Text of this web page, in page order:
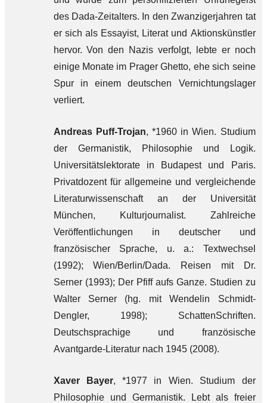
des Dada-Zeitalters. In den Zwanzigerjahren tat
er sich als Essayist, Literat und Aktionskünstler
hervor. Von den Nazis verfolgt, lebte er noch
einige Monate im Prager Ghetto, ehe sich seine
Spur in einem deutschen Vernichtungslager
verliert.
Andreas Puff-Trojan, *1960 in Wien. Studium
der Germanistik, Philosophie und Logik.
Universitätslektorate in Budapest und Paris.
Privatdozent für allgemeine und vergleichende
Literaturwissenschaft an der Universität
München, Kulturjournalist. Zahlreiche
Veröffentlichungen in deutscher und
französischer Sprache, u. a.: Textwechsel
(1992); Wien/Berlin/Dada. Reisen mit Dr.
Serner (1993); Der Pfiff aufs Ganze. Studien zu
Walter Serner (hg. mit Wendelin Schmidt-
Dengler, 1998); SchattenSchriften.
Deutschsprachige und französische
Avantgarde-Literatur nach 1945 (2008).
Xaver Bayer, *1977 in Wien. Studium der
Philosophie und Germanistik. Lebt als freier